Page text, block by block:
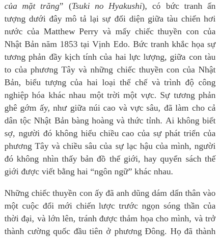
của mặt trăng” (Tsuki no Hyakushi), có bức tranh ấn
tượng dưới đây mô tả lại sự đối diện giữa tàu chiến hơi
nước của Matthew Perry và mấy chiếc thuyền con của
Nhật Bản năm 1853 tại Vịnh Edo. Bức tranh khắc họa sự
tương phản đầy kịch tính của hai lực lượng, giữa con tàu
to của phương Tây và những chiếc thuyền con của Nhật
Bản, biểu tượng của hai loại thể chế và trình độ công
nghiệp hóa khác nhau một trời một vực. Sự tương phản
ghê gớm ấy, như giữa núi cao và vực sâu, đã làm cho cả
dân tộc Nhật Bản bàng hoàng và thức tỉnh. Ai không biết
sợ, người đó không hiểu chiều cao của sự phát triển của
phương Tây và chiều sâu của sự lạc hậu của mình, người
đó không nhìn thấy bản đồ thế giới, hay quyển sách thế
giới được viết bằng hai “ngôn ngữ” khác nhau.
Những chiếc thuyền con ấy đã anh dũng dám dấn thân vào
một cuộc đổi mới chiến lược trước ngọn sóng thần của
thời đại, và lớn lên, tránh được thảm họa cho mình, và trở
thành cường quốc đầu tiên ở phương Đông. Họ đã thành